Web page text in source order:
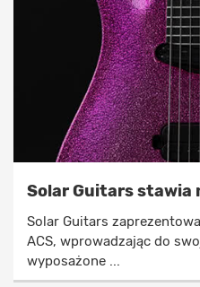
Solar Guitars stawia
Solar Guitars
ACS, wprowadzając do
wyposażone ...